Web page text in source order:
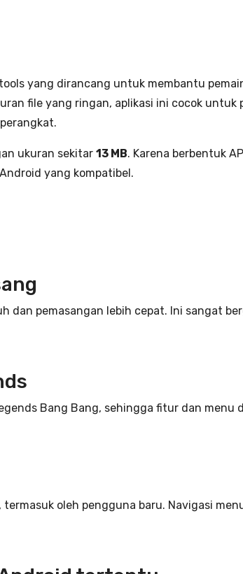
yang dirancang untuk membantu
file yang ringan, aplikasi ini cocok
ukuran sekitar 13 MB. Karena berbentuk
yang kompatibel.
dan pemasangan lebih cepat. Ini sangat
Bang Bang, sehingga fitur dan
oleh pengguna baru. Navigasi